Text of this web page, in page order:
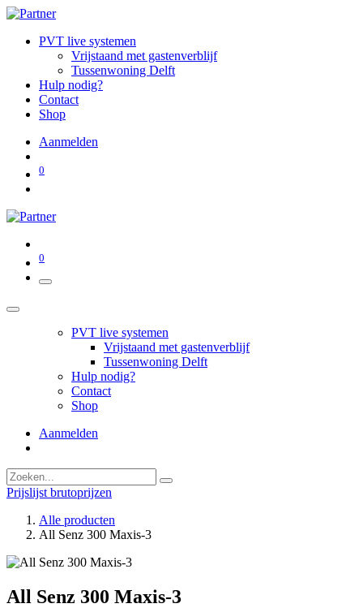
PVT live systemen
Vrijstaand met gastenverblijf
Tussenwoning Delft
Hulp nodig?
Contact
Shop
Aanmelden
0
0
PVT live systemen
Vrijstaand met gastenverblijf
Tussenwoning Delft
Hulp nodig?
Contact
Shop
Aanmelden
Prijslijst brutoprijzen
Alle producten
All Senz 300 Maxis-3
All Senz 300 Maxis-3